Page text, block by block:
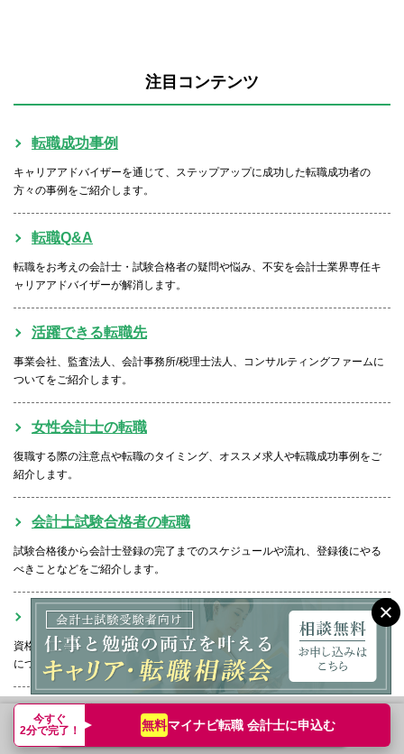
今すぐ
2分で完了！
無料マイナビ転職 会計士に申込む
簡単無料 転職支援サービス申込み
注目コンテンツ
転職成功事例
キャリアアドバイザーを通じて、ステップアップに成功した転職成功者の
方々の事例をご紹介します。
転職Q&A
転職をお考えの会計士・試験合格者の疑問や悩み、不安を会計士業界専任キ
ャリアアドバイザーが解消します。
活躍できる転職先
事業会社、監査法人、会計事務所/税理士法人、コンサルティングファームに
ついてをご紹介します。
女性会計士の転職
復職する際の注意点や転職のタイミング、オススメ求人や転職成功事例をご
紹介します。
会計士試験合格者の転職
試験合格後から会計士登録の完了までのスケジュールや流れ、登録後にやる
べきことなどをご紹介します。
USCPA（米国公認会計士）の転職
資格取得のメリットや、活躍できるフィールド、転職市場での価値とニーズ
についてご紹介します。
未経験歓迎の転職
監査法人から事業会社やコンサルティングファームへの転職方法やポイント